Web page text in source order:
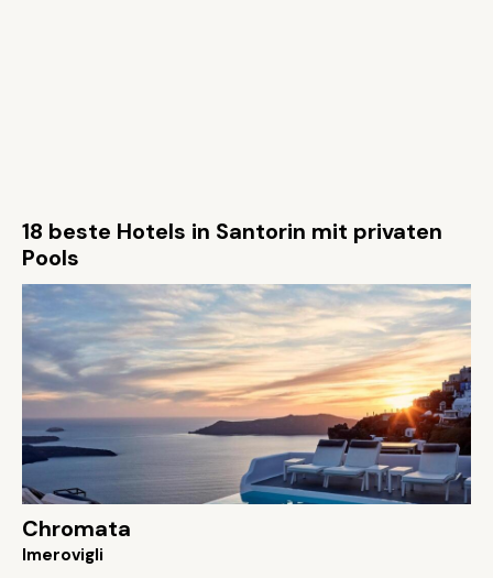
18 beste Hotels in Santorin mit privaten
Pools
Chromata
Imerovigli